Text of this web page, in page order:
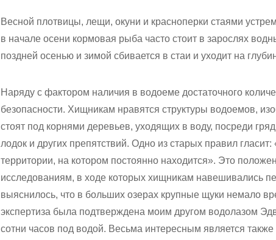
Весной плотвицы, лещи, окуни и красноперки стаями
в начале осени кормовая рыба часто стоит в зарослях
поздней осенью и зимой сбивается в стаи и уходит на
Наряду с фактором наличия в водоеме достаточного
безопасности. Хищникам нравятся структуры водоемов,
стоят под корнями деревьев, уходящих в воду, посреди
лодок и других препятствий. Одно из старых правил
территории, на котором постоянно находится». Это
исследованиям, в ходе которых хищникам навешивались
выяснилось, что в больших озерах крупные щуки немало
экспертиза была подтверждена моим другом водолазом
сотни часов под водой. Весьма интересным является также